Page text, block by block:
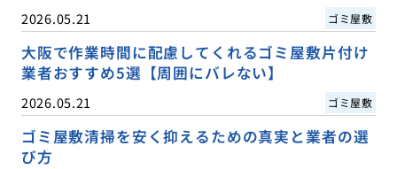
2026.05.21 ゴミ屋敷
大阪で作業時間に配慮してくれるゴミ屋敷片付け
業者おすすめ5選【周囲にバレない】
2026.05.21 ゴミ屋敷
ゴミ屋敷清掃を安く抑えるための真実と業者の選
び方